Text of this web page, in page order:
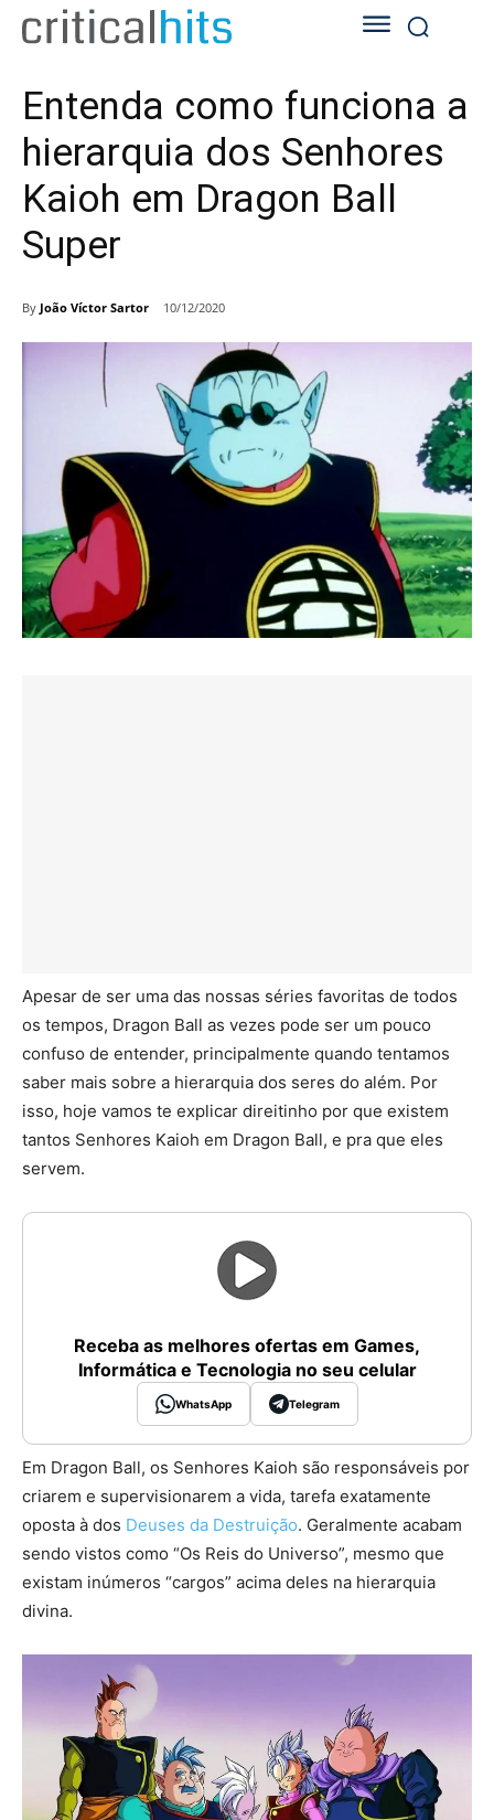
Entenda como funciona a
hierarquia dos Senhores
Kaioh em Dragon Ball
Super
By João Víctor Sartor 10/12/2020
Apesar de ser uma das nossas séries favoritas de todos
os tempos, Dragon Ball as vezes pode ser um pouco
confuso de entender, principalmente quando tentamos
saber mais sobre a hierarquia dos seres do além. Por
isso, hoje vamos te explicar direitinho por que existem
tantos Senhores Kaioh em Dragon Ball, e pra que eles
servem.
Receba as melhores ofertas em Games,
Informática e Tecnologia no seu celular
WhatsApp Telegram
Em Dragon Ball, os Senhores Kaioh são responsáveis por
criarem e supervisionarem a vida, tarefa exatamente
oposta à dos Deuses da Destruição. Geralmente acabam
sendo vistos como “Os Reis do Universo”, mesmo que
existam inúmeros “cargos” acima deles na hierarquia
divina.